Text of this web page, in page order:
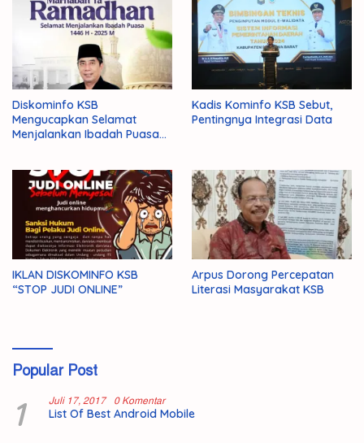
Diskominfo KSB
Mengucapkan Selamat
Menjalankan Ibadah Puasa
Kadis Kominfo KSB Sebut,
Pentingnya Integrasi Data
IKLAN DISKOMINFO KSB
“STOP JUDI ONLINE”
Arpus Dorong Percepatan
Literasi Masyarakat KSB
Popular Post
1 Juli 17, 2017 0 Komentar
List Of Best Android Mobile